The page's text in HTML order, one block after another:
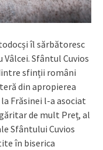
îl sărbătoresc
Sfântul Cuvios
sfinții români
din apropierea
Frăsinei l-a asociat
de mult Preț, al
Sfântului Cuvios
în biserica